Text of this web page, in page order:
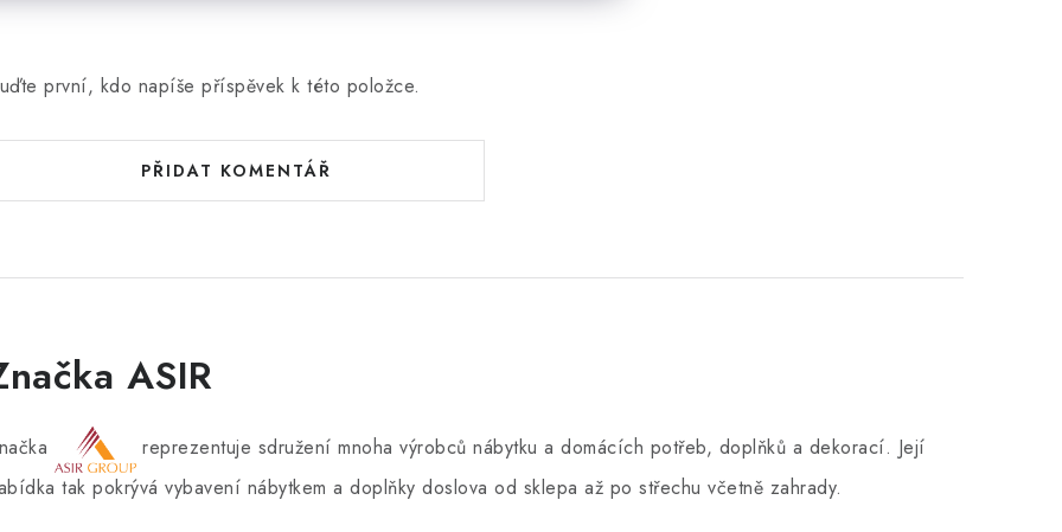
první, kdo napíše příspěvek k této položce.
PŘIDAT KOMENTÁŘ
ASIR
reprezentuje sdružení mnoha výrobců nábytku a domácích potřeb, doplňků a dekorací. Její
tak pokrývá vybavení nábytkem a doplňky doslova od sklepa až po střechu včetně zahrady.